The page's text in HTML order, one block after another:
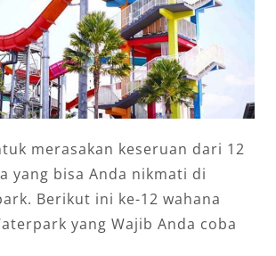
merasakan keseruan dari 12
yang bisa Anda nikmati di
Berikut ini ke-12 wahana
yang Wajib Anda coba